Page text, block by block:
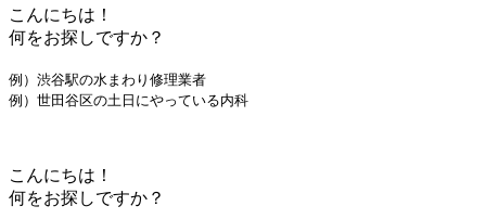
こんにちは！
何をお探しですか？
例）渋谷駅の水まわり修理業者
例）世田谷区の土日にやっている内科
こんにちは！
何をお探しですか？